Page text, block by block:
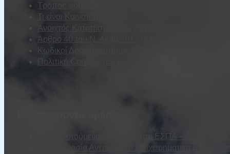
Τρόπος φορολόγησης Ενίσχυσης
Τι είναι Καινοτομία
Ανοιχτός Καταπιστευτικός Λογαριασμός
Άρθρο 40 του Ν. 4488/2017 (Α137/13.09.2017)
Κωδικοί Δραστηριοτήτων (ΣΤΑΚΟΔ)
Πολιτική Cookies (ΕΕ)
Τα Επιδοτούμενα Προγράμματα ΕΣΠΑ – ΔΥΠΑ
Προετοιμασία Ανέργου για Επιχειρηματική